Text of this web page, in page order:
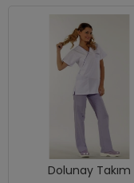
Dolunay Takım